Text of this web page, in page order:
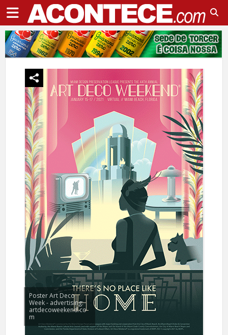
Poster Art Deco
Week - advertising:
artdecoweekend.co
m